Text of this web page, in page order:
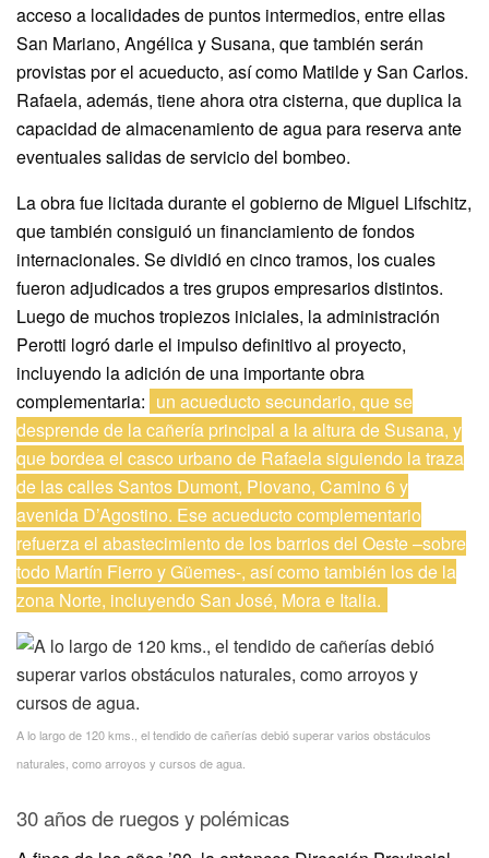
acceso a localidades de puntos intermedios, entre ellas
San Mariano, Angélica y Susana, que también serán
provistas por el acueducto, así como Matilde y San Carlos.
Rafaela, además, tiene ahora otra cisterna, que duplica la
capacidad de almacenamiento de agua para reserva ante
eventuales salidas de servicio del bombeo.
La obra fue licitada durante el gobierno de Miguel Lifschitz,
que también consiguió un financiamiento de fondos
internacionales. Se dividió en cinco tramos, los cuales
fueron adjudicados a tres grupos empresarios distintos.
Luego de muchos tropiezos iniciales, la administración
Perotti logró darle el impulso definitivo al proyecto,
incluyendo la adición de una importante obra
complementaria: un acueducto secundario, que se
desprende de la cañería principal a la altura de Susana, y
que bordea el casco urbano de Rafaela siguiendo la traza
de las calles Santos Dumont, Piovano, Camino 6 y
avenida D’Agostino. Ese acueducto complementario
refuerza el abastecimiento de los barrios del Oeste –sobre
todo Martín Fierro y Güemes-, así como también los de la
zona Norte, incluyendo San José, Mora e Italia.
A lo largo de 120 kms., el tendido de cañerías debió superar varios obstáculos
naturales, como arroyos y cursos de agua.
30 años de ruegos y polémicas